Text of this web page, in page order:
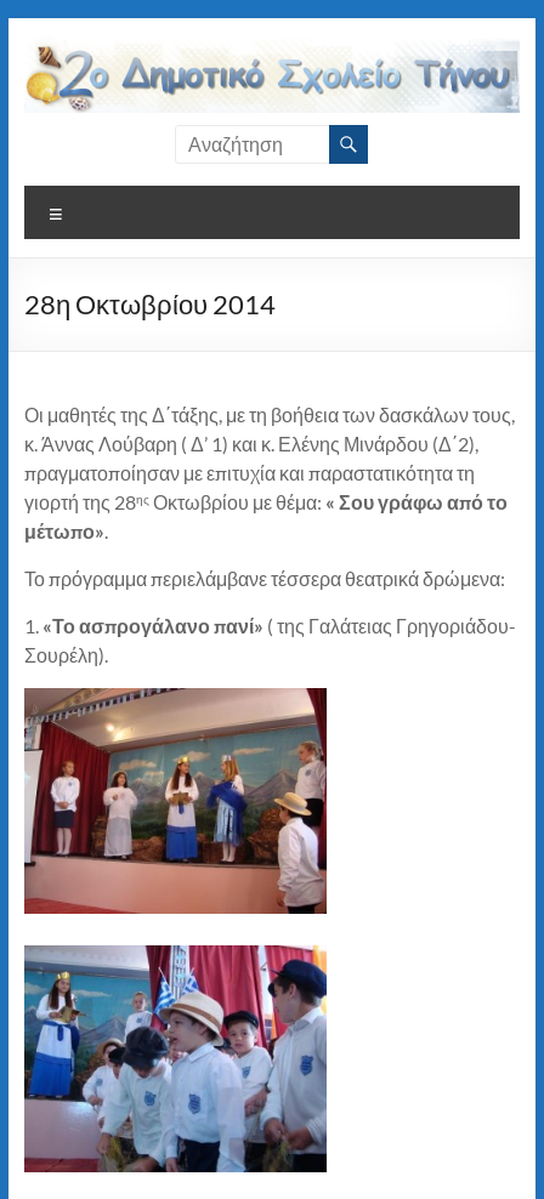
περιεχόμενο
Δημοτικό
Σχολείο
Τήνου
28η Οκτωβρίου 2014
Οι μαθητές της Δ΄τάξης, με τη βοήθεια των δασκάλων τους,
κ. Άννας Λούβαρη ( Δ’ 1) και κ. Ελένης Μινάρδου (Δ΄2),
πραγματοποίησαν με επιτυχία και παραστατικότητα τη
γιορτή της 28ηςΟκτωβρίου με θέμα: « Σου γράφω από το
μέτωπο»
Το πρόγραμμα περιελάμβανε τέσσερα θεατρικά δρώμενα:
1. «Το ασπρογάλανο πανί» ( της Γαλάτειας Γρηγοριάδου-
Σουρέλη).